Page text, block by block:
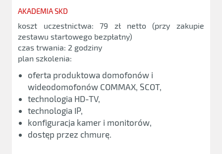
AKADEMIA SKD
koszt uczestnictwa: 79 zł netto (przy zakupie
zestawu startowego bezpłatny)
czas trwania: 2 godziny
plan szkolenia:
oferta produktowa domofonów i
wideodomofonów COMMAX, SCOT,
technologia HD-TV,
technologia IP,
konfiguracja kamer i monitorów,
dostęp przez chmurę.